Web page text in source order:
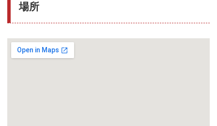
場所